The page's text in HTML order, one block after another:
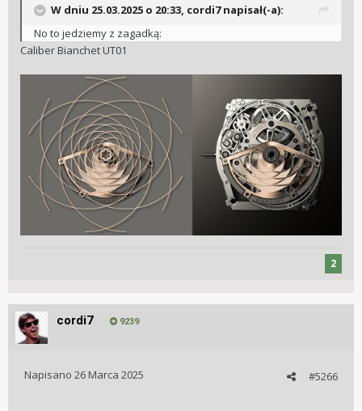
W dniu 25.03.2025 o 20:33, cordi7napisał(-a):
No to jedziemy z zagadką:
Caliber Bianchet UT01
2
cordi7 9239
#5266
Napisano 26 Marca 2025